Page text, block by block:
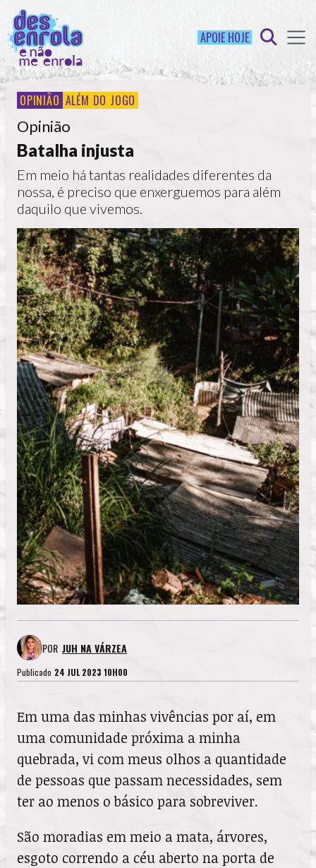
APOIE HOJE
OPINIÃO ALÉM DO JOGO
Opinião
Batalha injusta
Em meio há tantas realidades diferentes da
nossa, é preciso que enxerguemos para além
daquilo que vivemos.
POR JUH NA VÁRZEA
Publicado 24 JUL 2023 10H00
Em uma das minhas vivências por aí, em
uma comunidade próxima a minha
quebrada, vi com meus olhos a quantidade
de pessoas que passam necessidades, sem
ter ao menos o básico para sobreviver.
São moradias em meio a mata, árvores,
esgoto correndo a céu aberto na porta de